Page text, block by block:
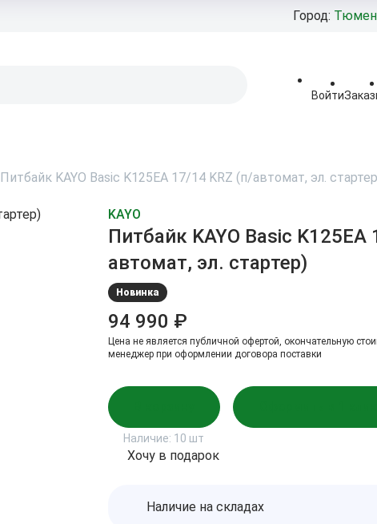
Город:
Войти
Питбайк KAYO Basic K125EA 17/14 KRZ (п/автомат, эл.
KAYO
Питбайк KAYO Basic
автомат, эл. стартер)
Новинка
94 990 ₽
Цена не является публичной офертой, окончательную
менеджер при оформлении договора поставки
Наличие: 10 шт
Хочу в подарок
Наличие на складах